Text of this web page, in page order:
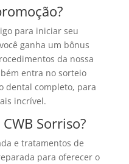
para iniciar seu
ganha um bônus
da nossa
entra no sorteio
dental completo, para
incrível.
Sorriso?
e tratamentos de
para oferecer o